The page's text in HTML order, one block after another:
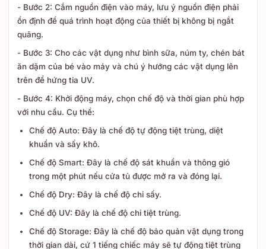
- Bước 2: Cắm nguồn điện vào máy, lưu ý nguồn điện phải
ổn định để quá trình hoạt động của thiết bị không bị ngắt
quãng.
- Bước 3: Cho các vật dụng như bình sữa, núm ty, chén bát
ăn dặm của bé vào máy và chú ý hướng các vật dụng lên
trên để hứng tia UV.
- Bước 4: Khởi động máy, chọn chế độ và thời gian phù hợp
với nhu cầu. Cụ thể:
Chế độ Auto: Đây là chế độ tự động tiệt trùng, diệt
khuẩn và sấy khô.
Chế độ Smart: Đây là chế độ sát khuẩn và thông gió
trong một phút nếu cửa tủ được mở ra và đóng lại.
Chế độ Dry: Đây là chế độ chỉ sấy.
Chế độ UV: Đây là chế độ chỉ tiệt trùng.
Chế độ Storage: Đây là chế độ bảo quản vật dụng trong
thời gian dài, cứ 1 tiếng chiếc máy sẽ tự động tiệt trùng